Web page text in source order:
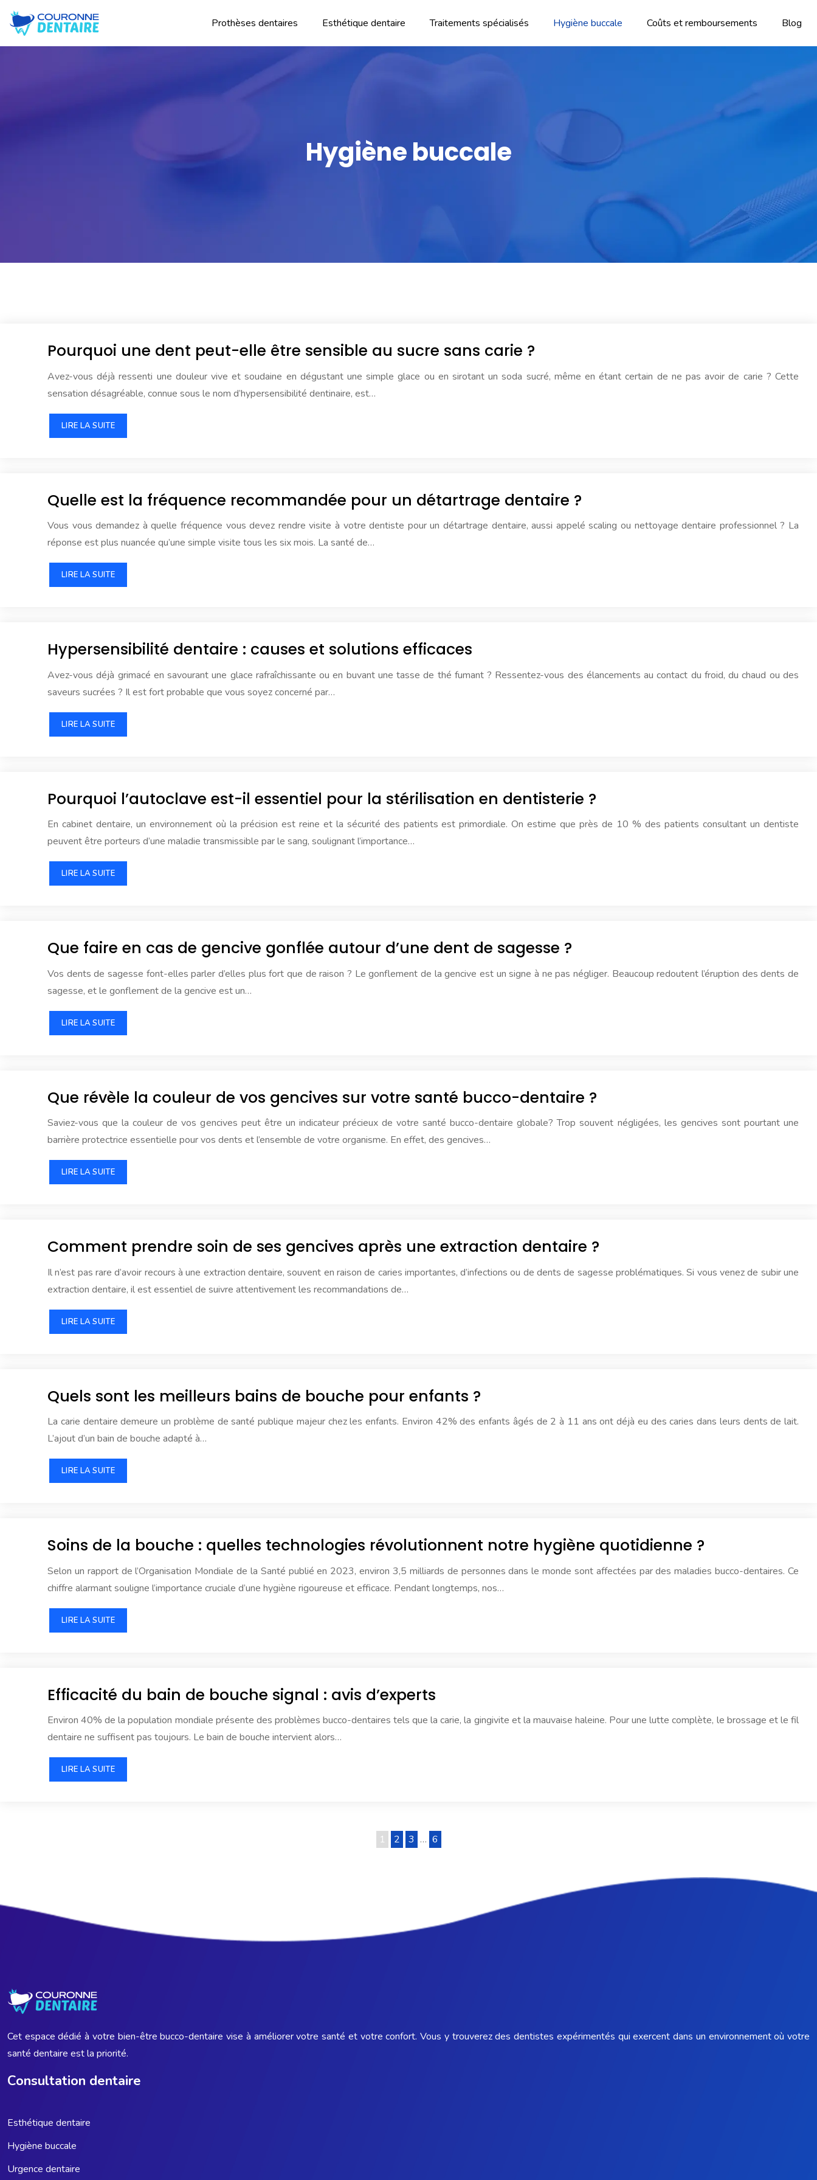
Prothèses dentaires Esthétique dentaire Traitements spécialisés Hygiène buccale Coûts et remboursements Blog
Hygiène buccale
Pourquoi une dent peut-elle être sensible au sucre sans carie ?
Avez-vous déjà ressenti une douleur vive et soudaine en dégustant une simple glace ou en sirotant un soda sucré, même en étant certain de ne pas avoir de carie ? Cette
sensation désagréable, connue sous le nom d’hypersensibilité dentinaire, est…
LIRE LA SUITE
Quelle est la fréquence recommandée pour un détartrage dentaire ?
Vous vous demandez à quelle fréquence vous devez rendre visite à votre dentiste pour un détartrage dentaire, aussi appelé scaling ou nettoyage dentaire professionnel ? La
réponse est plus nuancée qu’une simple visite tous les six mois. La santé de…
LIRE LA SUITE
Hypersensibilité dentaire : causes et solutions efficaces
Avez-vous déjà grimacé en savourant une glace rafraîchissante ou en buvant une tasse de thé fumant ? Ressentez-vous des élancements au contact du froid, du chaud ou des
saveurs sucrées ? Il est fort probable que vous soyez concerné par…
LIRE LA SUITE
Pourquoi l’autoclave est-il essentiel pour la stérilisation en dentisterie ?
En cabinet dentaire, un environnement où la précision est reine et la sécurité des patients est primordiale. On estime que près de 10 % des patients consultant un dentiste
peuvent être porteurs d’une maladie transmissible par le sang, soulignant l’importance…
LIRE LA SUITE
Que faire en cas de gencive gonflée autour d’une dent de sagesse ?
Vos dents de sagesse font-elles parler d’elles plus fort que de raison ? Le gonflement de la gencive est un signe à ne pas négliger. Beaucoup redoutent l’éruption des dents de
sagesse, et le gonflement de la gencive est un…
LIRE LA SUITE
Que révèle la couleur de vos gencives sur votre santé bucco-dentaire ?
Saviez-vous que la couleur de vos gencives peut être un indicateur précieux de votre santé bucco-dentaire globale? Trop souvent négligées, les gencives sont pourtant une
barrière protectrice essentielle pour vos dents et l’ensemble de votre organisme. En effet, des gencives…
LIRE LA SUITE
Comment prendre soin de ses gencives après une extraction dentaire ?
Il n’est pas rare d’avoir recours à une extraction dentaire, souvent en raison de caries importantes, d’infections ou de dents de sagesse problématiques. Si vous venez de subir une
extraction dentaire, il est essentiel de suivre attentivement les recommandations de…
LIRE LA SUITE
Quels sont les meilleurs bains de bouche pour enfants ?
La carie dentaire demeure un problème de santé publique majeur chez les enfants. Environ 42% des enfants âgés de 2 à 11 ans ont déjà eu des caries dans leurs dents de lait.
L’ajout d’un bain de bouche adapté à…
LIRE LA SUITE
Soins de la bouche : quelles technologies révolutionnent notre hygiène quotidienne ?
Selon un rapport de l’Organisation Mondiale de la Santé publié en 2023, environ 3,5 milliards de personnes dans le monde sont affectées par des maladies bucco-dentaires. Ce
chiffre alarmant souligne l’importance cruciale d’une hygiène rigoureuse et efficace. Pendant longtemps, nos…
LIRE LA SUITE
Efficacité du bain de bouche signal : avis d’experts
Environ 40% de la population mondiale présente des problèmes bucco-dentaires tels que la carie, la gingivite et la mauvaise haleine. Pour une lutte complète, le brossage et le fil
dentaire ne suffisent pas toujours. Le bain de bouche intervient alors…
LIRE LA SUITE
1 2 3 … 6
Cet espace dédié à votre bien-être bucco-dentaire vise à améliorer votre santé et votre confort. Vous y trouverez des dentistes expérimentés qui exercent dans un environnement où votre
santé dentaire est la priorité.
Consultation dentaire
Esthétique dentaire
Hygiène buccale
Urgence dentaire